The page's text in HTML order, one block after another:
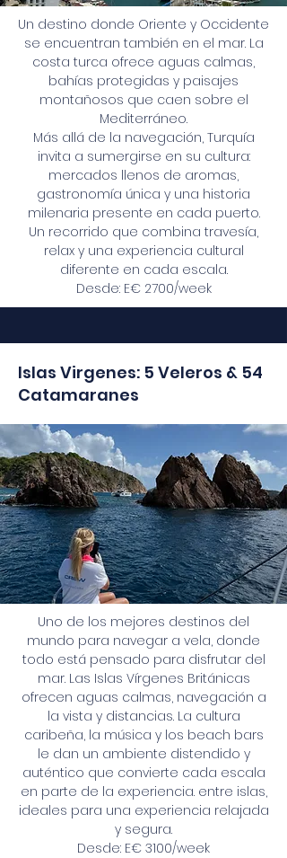
Un destino donde Oriente y Occidente
se encuentran también en el mar. La
costa turca ofrece aguas calmas,
bahías protegidas y paisajes
montañosos que caen sobre el
Mediterráneo.
Más allá de la navegación, Turquía
invita a sumergirse en su cultura:
mercados llenos de aromas,
gastronomía única y una historia
milenaria presente en cada puerto.
Un recorrido que combina travesía,
relax y una experiencia cultural
diferente en cada escala.
Desde: E€ 2700/week
Islas Virgenes: 5 Veleros & 54
Catamaranes
Uno de los mejores destinos del
mundo para navegar a vela, donde
todo está pensado para disfrutar del
mar. Las Islas Vírgenes Británicas
ofrecen aguas calmas, navegación a
la vista y distancias. La cultura
caribeña, la música y los beach bars
le dan un ambiente distendido y
auténtico que convierte cada escala
en parte de la experiencia. entre islas,
ideales para una experiencia relajada
y segura.
Desde: E€ 3100/week